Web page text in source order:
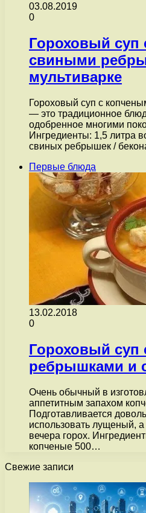
03.08.2019
0
Гороховый суп
свиными
мультиварке
Гороховый суп с
— это традиционное
одобренное многими
Ингредиенты: 1,5 литра
свиных ребрышек /
Первые блюда
13.02.2018
0
Гороховый суп
ребрышками и
Очень обычный в
аппетитным запахом
Подготавливается
использовать лущеный,
вечера горох.
копченые 500…
Свежие записи